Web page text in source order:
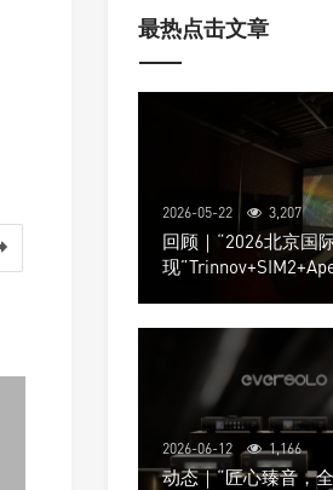
最热点击文章
2026-05-22 3,207
回顾｜“2026北京国
现
2026-06-12 1,166
动态｜“匠心臻音，